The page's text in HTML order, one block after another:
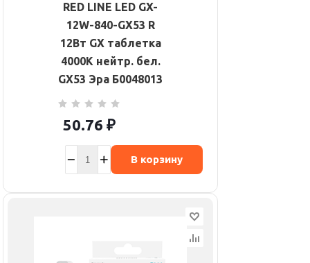
RED LINE LED GX-
12W-840-GX53 R
12Вт GX таблетка
4000К нейтр. бел.
GX53 Эра Б0048013
50.76 ₽
В корзину